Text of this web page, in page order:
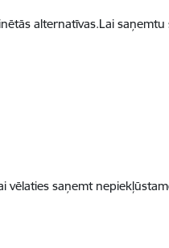
alternatīvas.Lai
vēlaties saņemt